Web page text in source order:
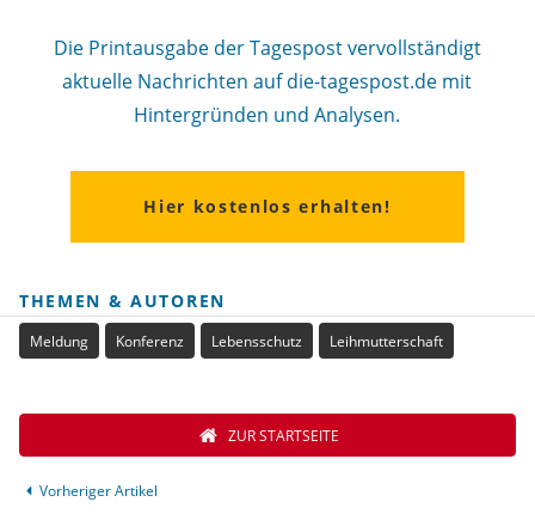
Die Printausgabe der Tagespost vervollständigt
aktuelle Nachrichten auf die-tagespost.de mit
Hintergründen und Analysen.
Hier kostenlos erhalten!
THEMEN & AUTOREN
Meldung Konferenz Lebensschutz Leihmutterschaft
Vorheriger Artikel
ZUR STARTSEITE